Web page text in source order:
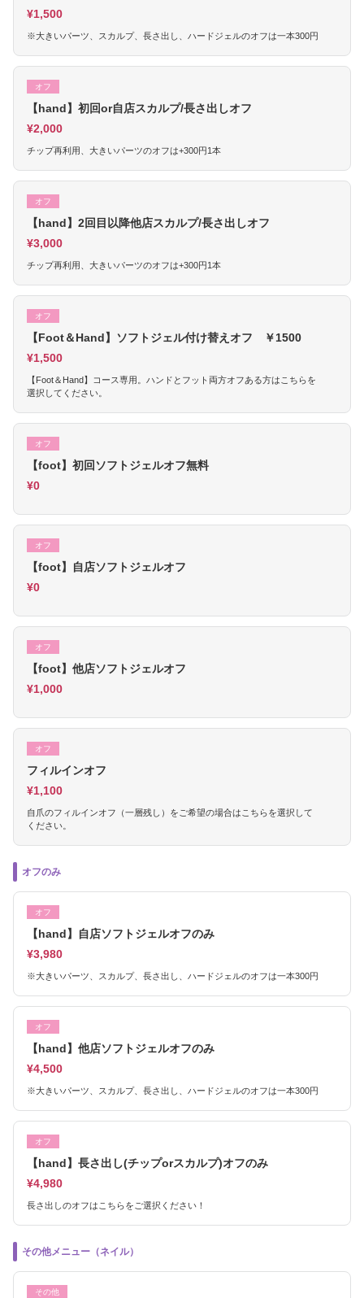
¥1,500
※大きいパーツ、スカルプ、長さ出し、ハードジェルのオフは一本300円
オフ
【hand】初回or自店スカルプ/長さ出しオフ
¥2,000
チップ再利用、大きいパーツのオフは+300円1本
オフ
【hand】2回目以降他店スカルプ/長さ出しオフ
¥3,000
チップ再利用、大きいパーツのオフは+300円1本
オフ
【Foot＆Hand】ソフトジェル付け替えオフ ￥1500
¥1,500
【Foot＆Hand】コース専用。ハンドとフット両方オフある方はこちらを
選択してください。
オフ
【foot】初回ソフトジェルオフ無料
¥0
オフ
【foot】自店ソフトジェルオフ
¥0
オフ
【foot】他店ソフトジェルオフ
¥1,000
オフ
フィルインオフ
¥1,100
自爪のフィルインオフ（一層残し）をご希望の場合はこちらを選択して
ください。
オフのみ
オフ
【hand】自店ソフトジェルオフのみ
¥3,980
※大きいパーツ、スカルプ、長さ出し、ハードジェルのオフは一本300円
オフ
【hand】他店ソフトジェルオフのみ
¥4,500
※大きいパーツ、スカルプ、長さ出し、ハードジェルのオフは一本300円
オフ
【hand】長さ出し(チップorスカルプ)オフのみ
¥4,980
長さ出しのオフはこちらをご選択ください！
その他メニュー（ネイル）
その他